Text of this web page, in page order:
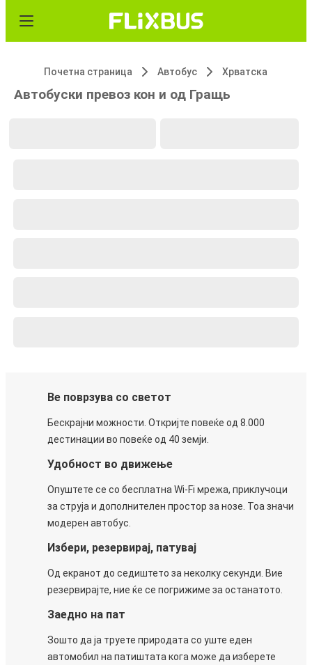
Почетна страница Автобус Хрватска
Автобуски превоз кон и од Гращь
Ве поврзува со светот
Бескрајни можности. Откријте повеќе од 8.000
дестинации во повеќе од 40 земји.
Удобност во движење
Опуштете се со бесплатна Wi-Fi мрежа, приклучоци
за струја и дополнителен простор за нозе. Тоа значи
модерен автобус.
Избери, резервирај, патувај
Од екранот до седиштето за неколку секунди. Вие
резервирајте, ние ќе се погрижиме за останатото.
Заедно на пат
Зошто да ја труете природата со уште еден
автомобил на патиштата кога може да изберете